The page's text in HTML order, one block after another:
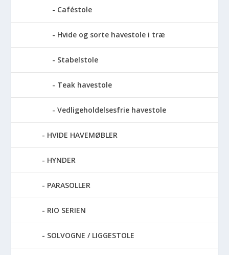
Caféstole
Hvide og sorte havestole i træ
Stabelstole
Teak havestole
Vedligeholdelsesfrie havestole
HVIDE HAVEMØBLER
HYNDER
PARASOLLER
RIO SERIEN
SOLVOGNE / LIGGESTOLE